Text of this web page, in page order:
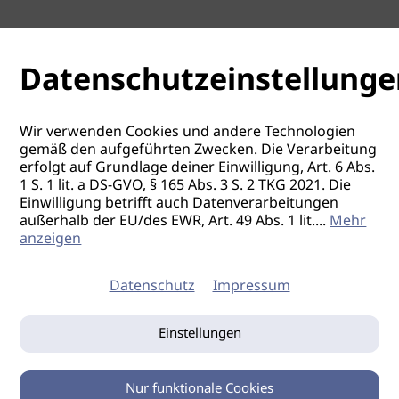
GFH academy
Perücken Seminar
GFH academy
ab 25.01.2027 Fürth / BY
ContactSkin Seminar
GFH academy
08.02.2027
Wir verwenden Cookies und andere Technologien
gemäß den aufgeführten Zwecken. Die Verarbeitung
erfolgt auf Grundlage deiner Einwilligung, Art. 6 Abs.
1 S. 1 lit. a DS-GVO, § 165 Abs. 3 S. 2 TKG 2021. Die
Einwilligung betrifft auch Datenverarbeitungen
außerhalb der EU/des EWR, Art. 49 Abs. 1 lit....Mehr
anzeigen
Datenschutz Impressum
Einstellungen
Nur funktionale Cookies